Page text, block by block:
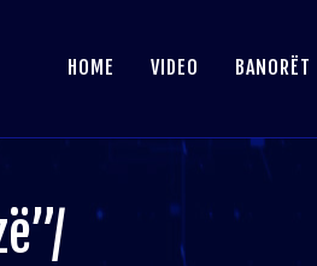
HOME VIDEO BANORËT